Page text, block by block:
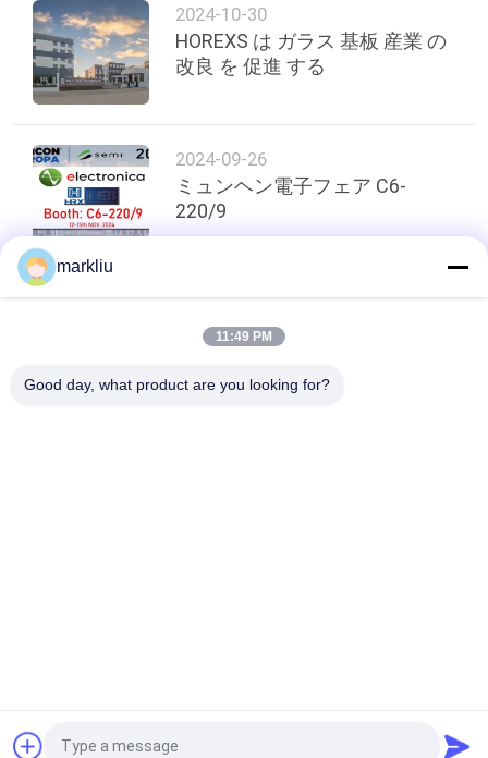
2024-10-30
HOREXS は ガラス 基板 産業 の
改良 を 促進 する
2024-09-26
ミュンヘン電子フェア C6-
220/9
トップ
markliu
11:49 PM
Good day, what product are you looking for?